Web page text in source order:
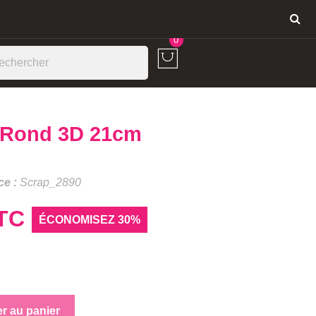
0
3D 21cm
: Scrap_2890
ÉCONOMISEZ 30%
au panier